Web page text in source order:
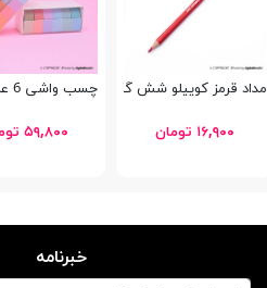
مداد قرمز کوییلو شش گوش 634002
۱۶,۹۰۰ تومان
چسب واشی 6 عددی Sharemine CH01
۵۹,۸۰۰ تومان
خبرنامه